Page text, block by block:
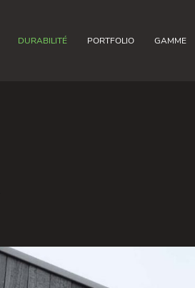
DURABILITÉ PORTFOLIO GAMME